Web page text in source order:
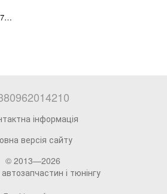
інформація
версія сайту
© 2013—2026
і тюнінгу